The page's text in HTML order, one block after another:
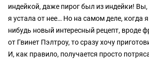
индейкой, даже пирог был из индейки! Вы,
я устала от нее… Но на самом деле, когда
нибудь новый интересный рецепт, вроде
от Гвинет Пэлтроу, то сразу хочу
И, как правило, получается просто